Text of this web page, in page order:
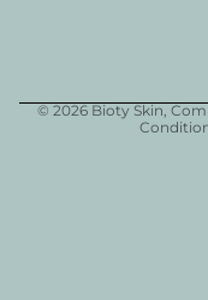
© 2026 Bioty Skin,